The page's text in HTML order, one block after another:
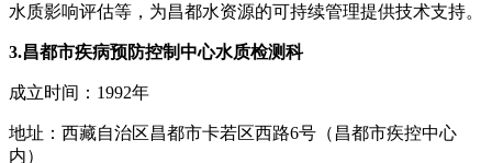
水质影响评估等，为昌都水资源的可持续管理提供技术支持。
3.昌都市疾病预防控制中心水质检测科
成立时间：1992年
地址：西藏自治区昌都市卡若区西路6号（昌都市疾控中心
内）